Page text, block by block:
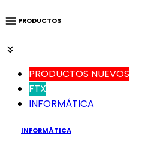
PRODUCTOS
PRODUCTOS NUEVOS
FTX
INFORMÁTICA
INFORMÁTICA